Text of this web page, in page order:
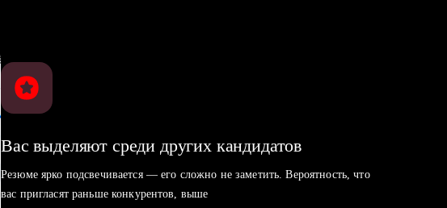
Вас выделяют среди других кандидатов
Резюме ярко подсвечивается — его сложно не заметить. Вероятность, что
вас пригласят раньше конкурентов, выше